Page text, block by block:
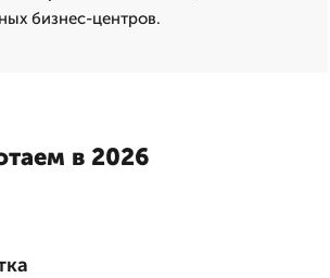
бизнес-центров.
в 2026